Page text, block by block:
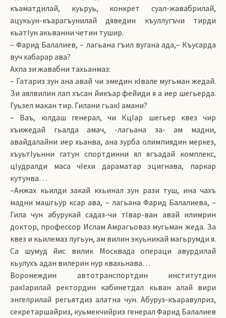
къаматдилай, куьруь, конкрет суал-жавабрилай,
ацукьун-къарагъунилай дяведин къуллугъчи тирди
кьатIун акьванни четин тушир.
– Фарид Балалиев, – лагьана гъил вугана ада,– Къусарда
вуч хабарар ава?
Ахпа зи жавабни тахьанмаз:
– Гатариз зун ана авай чи эмедин кIвале мугьман жедай.
Зи аялвилин лап хъсан йикъар фейиди я а иер шегьерда.
Гуьзел макан тир. Гилани гьакI амани?
– Ваъ, юлдаш генерал, чи КцIар шегьер квез чир
хъижедай гьалда амач, -лагьана за- ам мадни,
авайдалайни иер хьанва, ана зурба олимпиядин меркез,
хъуьтIуьнни гатун спортдинни ял ягъадай комплекс,
цIудралди маса чIехи дараматар эцигнава, паркар
кутунва…
–Анжах кьилди закай кхьинал зун рази туш, ина чахъ
мадни машгьур ксар ава, – лагьана Фарид Балалиева, –
Гила чун абурукай садаз-чи тIвар-ван авай илимрин
доктор, профессор Ислам Амрагьоваз мугьман жеда. За
квез и кьилемаз лугьун, ам вилин экуьникай магьрумди я.
Са шумуд йис вилик Москвада операци авурдилай
кьулухъ адан вилерин нур квахьнава…
Воронеждин автотранспортдин институтдин
ракIарилай ректордин кабинетдал кьван алай вири
энгелрилай регьятдиз алатна чун. Абуруз-къаравулриз,
секретаршайриз, куьмекчийриз генерал Фарид Балалиев